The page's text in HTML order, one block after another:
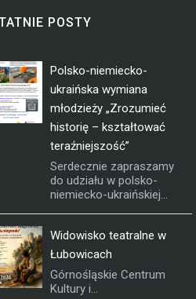
POSTY
Polsko-niemiecko-
ukraińska wymiana
młodzieży „Zrozumieć
historię – kształtować
teraźniejszość”
Serdecznie zapraszamy
do udziału w polsko-
niemiecko-ukraińskiej...
Widowisko teatralne w
Łubowicach
Górnośląskie Centrum
Kultury i...